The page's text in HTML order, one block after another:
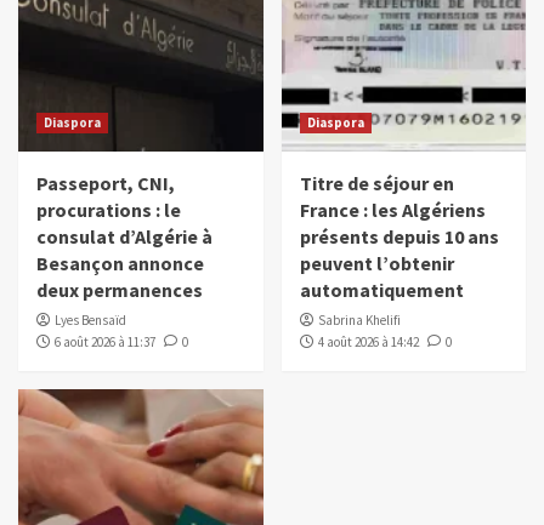
Diaspora
Passeport, CNI,
procurations : le
consulat d’Algérie à
Besançon annonce
deux permanences
Lyes Bensaïd
6 août 2026 à 11:37
0
Diaspora
Titre de séjour en
France : les Algériens
présents depuis 10 ans
peuvent l’obtenir
automatiquement
Sabrina Khelifi
4 août 2026 à 14:42
0